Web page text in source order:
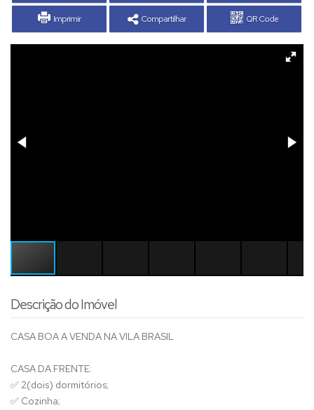
Imprimir Compartilhar QR Code
Descrição do Imóvel
CASA BOA A VENDA NA VILA BRASIL
CASA DA FRENTE:
✅ 2(dois) dormitórios;
✅ Cozinha;